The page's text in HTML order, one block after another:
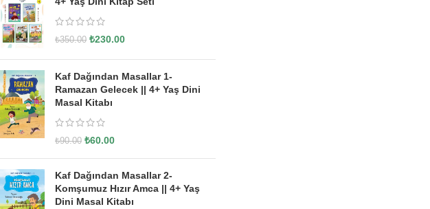
₺350.00 ₺230.00
Kaf Dağından Masallar 1-
Ramazan Gelecek || 4+ Yaş Dini
Masal Kitabı
₺90.00 ₺60.00
Kaf Dağından Masallar 2-
Komşumuz Hızır Amca || 4+ Yaş
Dini Masal Kitabı